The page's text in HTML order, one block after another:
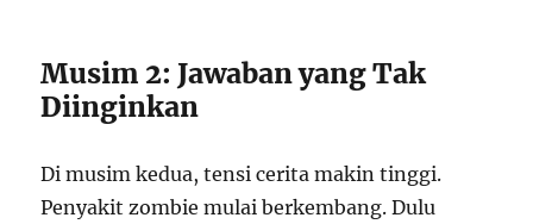
Musim 2: Jawaban yang Tak
Diinginkan
Di musim kedua, tensi cerita makin tinggi.
Penyakit zombie mulai berkembang. Dulu